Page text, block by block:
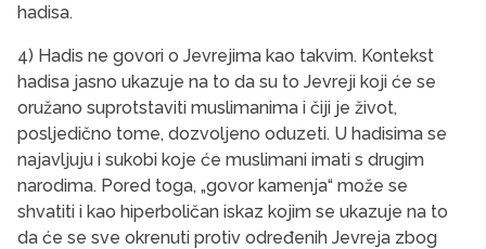
hadisa.
4) Hadis ne govori o Jevrejima kao takvim. Kontekst
hadisa jasno ukazuje na to da su to Jevreji koji će se
oružano suprotstaviti muslimanima i čiji je život,
posljedično tome, dozvoljeno oduzeti. U hadisima se
najavljuju i sukobi koje će muslimani imati s drugim
narodima. Pored toga, „govor kamenja“ može se
shvatiti i kao hiperboličan iskaz kojim se ukazuje na to
da će se sve okrenuti protiv određenih Jevreja zbog